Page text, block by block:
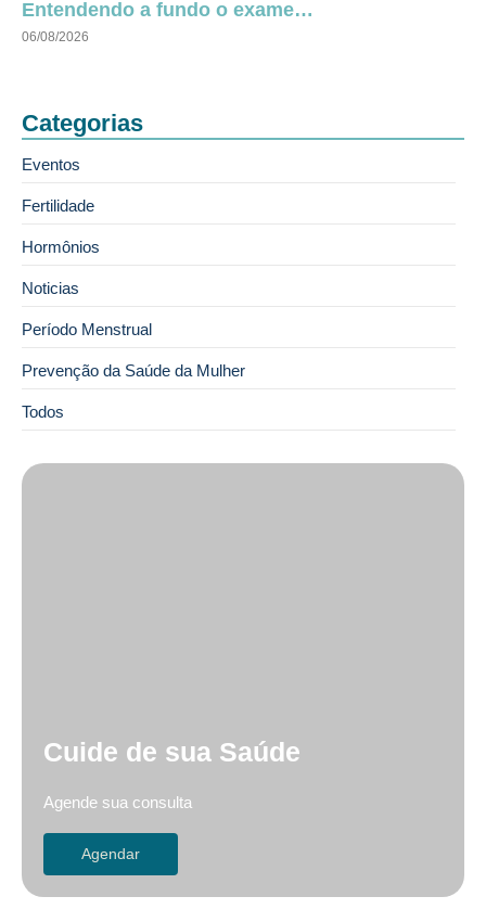
Entendendo a fundo o exame…
06/08/2026
Categorias
Eventos
Fertilidade
Hormônios
Noticias
Período Menstrual
Prevenção da Saúde da Mulher
Todos
Cuide de sua Saúde
Agende sua consulta
Agendar